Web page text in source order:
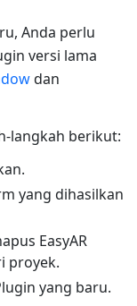
Anda perlu
versi lama
dan
langkah berikut:
yang dihasilkan
EasyAR
proyek.
yang baru.